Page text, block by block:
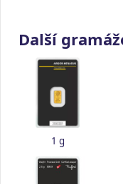
Další
1 g